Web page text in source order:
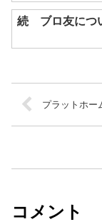
続 ブロ友につ
プラットホー
コメント